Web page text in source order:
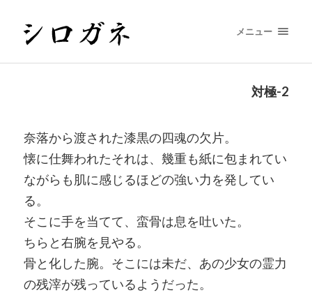
メニュー
対極-2
奈落から渡された漆黒の四魂の欠片。
懐に仕舞われたそれは、幾重も紙に包まれてい
ながらも肌に感じるほどの強い力を発してい
る。
そこに手を当てて、蛮骨は息を吐いた。
ちらと右腕を見やる。
骨と化した腕。そこには未だ、あの少女の霊力
の残滓が残っているようだった。